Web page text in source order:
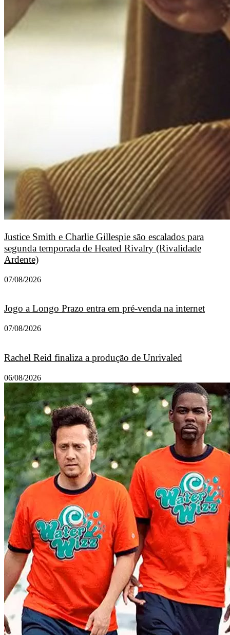
Justice Smith e Charlie Gillespie são escalados para
segunda temporada de Heated Rivalry (Rivalidade
Ardente)
07/08/2026
Jogo a Longo Prazo entra em pré-venda na internet
07/08/2026
Rachel Reid finaliza a produção de Unrivaled
06/08/2026